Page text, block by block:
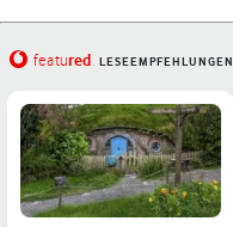
featured LESEEMPFEHLUNGEN